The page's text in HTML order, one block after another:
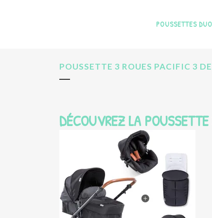
POUSSETTES DUO
POUSSETTE 3 ROUES PACIFIC 3
DÉCOUVREZ LA